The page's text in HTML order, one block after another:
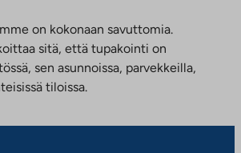
on kokonaan savuttomia.
sitä, että tupakointi on
sen asunnoissa, parvekkeilla,
tiloissa.